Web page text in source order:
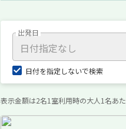
出発日
日付を指定しないで検索
表示金額は2名1室利用時の大人1名あた